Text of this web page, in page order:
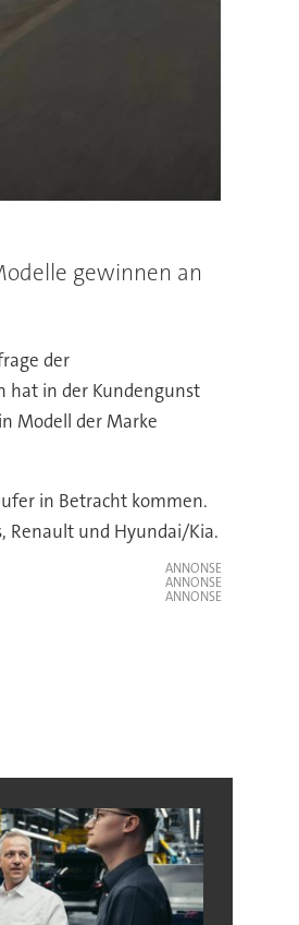
gewinnen an
der
hat in der Kundengunst
Modell der Marke
in Betracht kommen.
Renault und Hyundai/Kia.